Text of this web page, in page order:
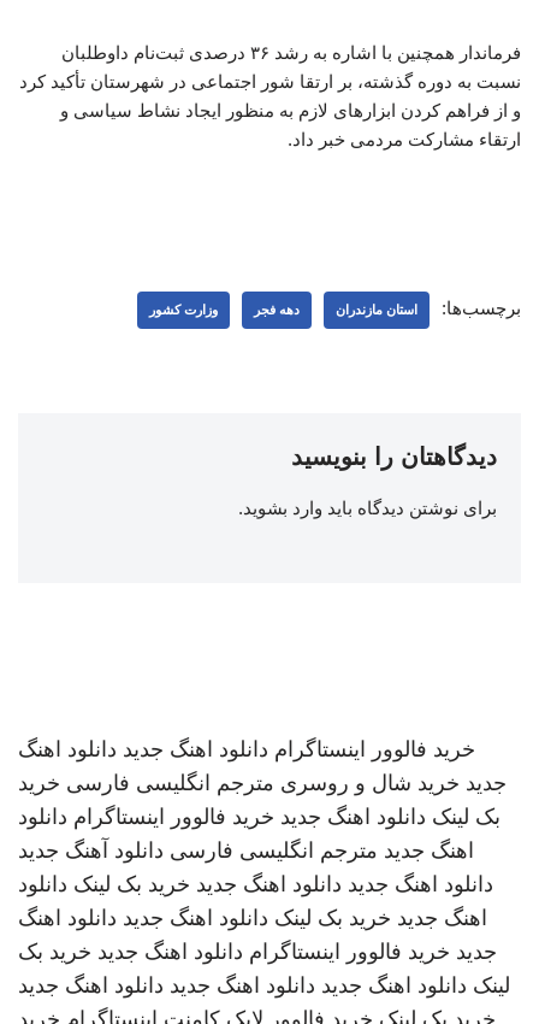
فرماندار همچنین با اشاره به رشد ۳۶ درصدی ثبت‌نام داوطلبان
نسبت به دوره گذشته، بر ارتقا شور اجتماعی در شهرستان تأکید کرد
و از فراهم کردن ابزارهای لازم به منظور ایجاد نشاط سیاسی و
ارتقاء مشارکت مردمی خبر داد. ​
برچسب‌ها: استان مازندران دهه فجر وزارت کشور
دیدگاهتان را بنویسید
برای نوشتن دیدگاه باید وارد بشوید.
خرید فالوور اینستاگرام دانلود اهنگ جدید دانلود اهنگ
جدید خرید شال و روسری مترجم انگلیسی فارسی خرید
بک لینک دانلود اهنگ جدید خرید فالوور اینستاگرام دانلود
اهنگ جدید مترجم انگلیسی فارسی دانلود آهنگ جدید
دانلود اهنگ جدید دانلود اهنگ جدید خرید بک لینک دانلود
اهنگ جدید خرید بک لینک دانلود اهنگ جدید دانلود اهنگ
جدید خرید فالوور اینستاگرام دانلود اهنگ جدید خرید بک
لینک دانلود اهنگ جدید دانلود اهنگ جدید دانلود اهنگ جدید